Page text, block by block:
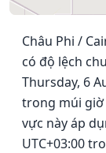
Châu Phi /
có độ lệch
Thursday, 6
trong múi giờ
vực này áp
UTC+03:00